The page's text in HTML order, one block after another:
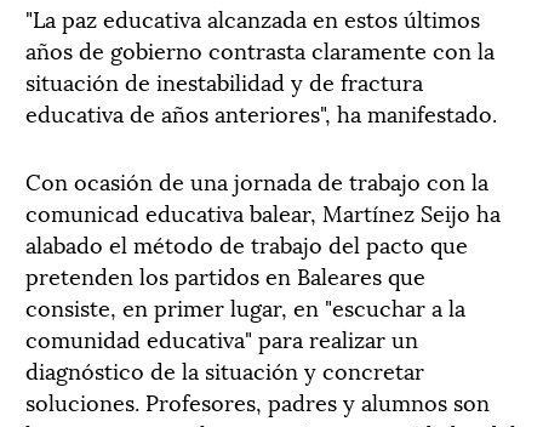
"La paz educativa alcanzada en estos últimos
años de gobierno contrasta claramente con la
situación de inestabilidad y de fractura
educativa de años anteriores", ha manifestado.
Con ocasión de una jornada de trabajo con la
comunicad educativa balear, Martínez Seijo ha
alabado el método de trabajo del pacto que
pretenden los partidos en Baleares que
consiste, en primer lugar, en "escuchar a la
comunidad educativa" para realizar un
diagnóstico de la situación y concretar
soluciones. Profesores, padres y alumnos son